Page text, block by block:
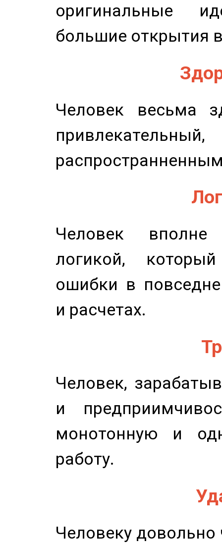
оригинальные
большие открытия
Человек весьма
Человек
логикой,
ошибки в
и расчетах.
Человек,
и
монотонную и
работу.
Человеку довольно